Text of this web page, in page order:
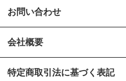
お問い合わせ
会社概要
特定商取引法に基づく表記